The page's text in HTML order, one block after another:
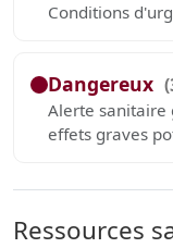
Conditions
Dangereux
Alerte sanitaire
effets graves
Ressources